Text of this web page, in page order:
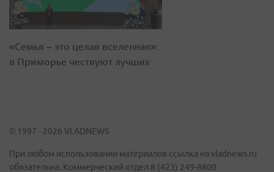
«Семья – это целая вселенная»:
в Приморье чествуют лучших
© 1997 - 2026 VLADNEWS
При любом использовании материалов ссылка на vladnews.ru
обязательна. Коммерческий отдел 8 (423) 249-8800